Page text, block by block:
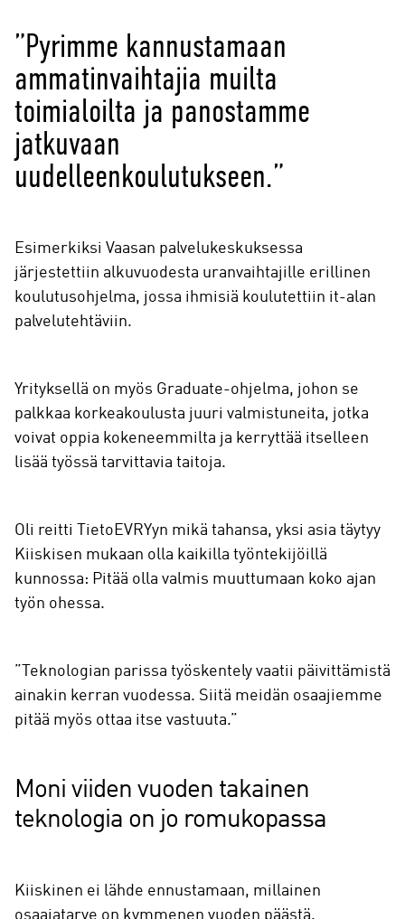
”Pyrimme kannustamaan
ammatinvaihtajia muilta
toimialoilta ja panostamme
jatkuvaan
uudelleenkoulutukseen.”
Esimerkiksi Vaasan palvelukeskuksessa
järjestettiin alkuvuodesta uranvaihtajille erillinen
koulutusohjelma, jossa ihmisiä koulutettiin it-alan
palvelutehtäviin.
Yrityksellä on myös Graduate-ohjelma, johon se
palkkaa korkeakoulusta juuri valmistuneita, jotka
voivat oppia kokeneemmilta ja kerryttää itselleen
lisää työssä tarvittavia taitoja.
Oli reitti TietoEVRYyn mikä tahansa, yksi asia täytyy
Kiiskisen mukaan olla kaikilla työntekijöillä
kunnossa: Pitää olla valmis muuttumaan koko ajan
työn ohessa.
”Teknologian parissa työskentely vaatii päivittämistä
ainakin kerran vuodessa. Siitä meidän osaajiemme
pitää myös ottaa itse vastuuta.”
Moni viiden vuoden takainen
teknologia on jo romukopassa
Kiiskinen ei lähde ennustamaan, millainen
osaajatarve on kymmenen vuoden päästä.